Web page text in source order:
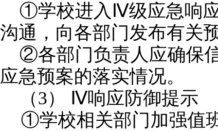
①学校进入Ⅳ级应急响
沟通，向各部门发布有关
②各部门负责人应确保
应急预案的落实情况。
（3） Ⅳ响应防御提示
①学校相关部门加强值